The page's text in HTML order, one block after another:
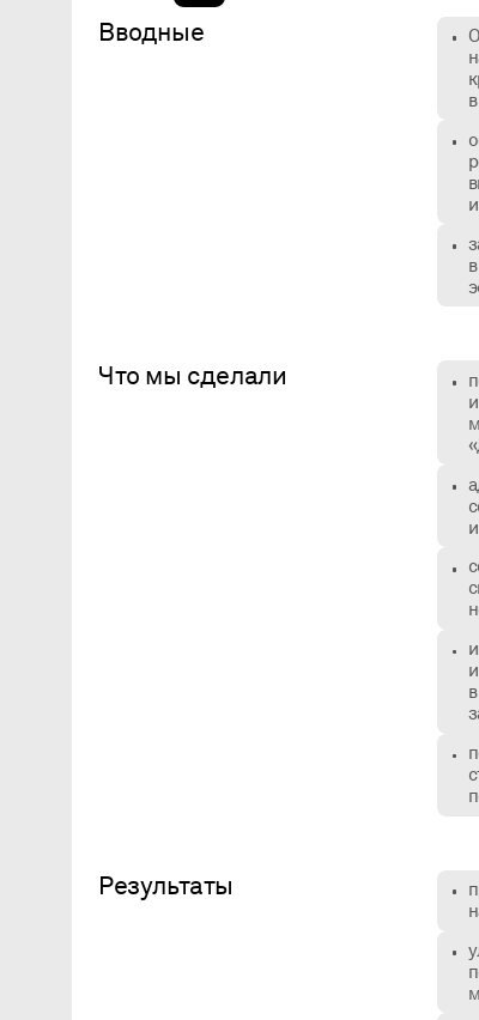
Вводные
Что мы сделали
Результаты